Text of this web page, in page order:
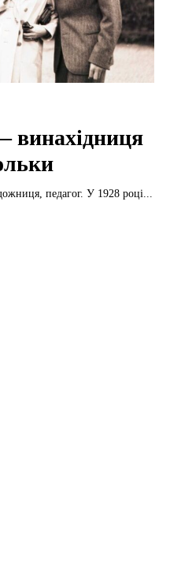
винахідниця
педагог. У 1928 році...